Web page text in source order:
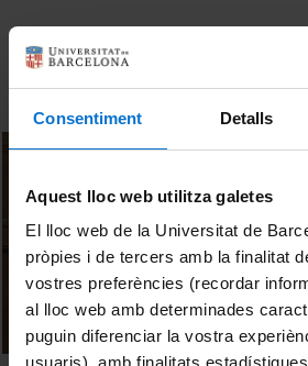
Consentiment Detalls
Aquest lloc web utilitza galetes
El lloc web de la Universitat de
pròpies i de tercers amb la finalitat
vostres preferències (recordar
al lloc web amb determinades
puguin diferenciar la vostra
usuaris), amb finalitats
Sort